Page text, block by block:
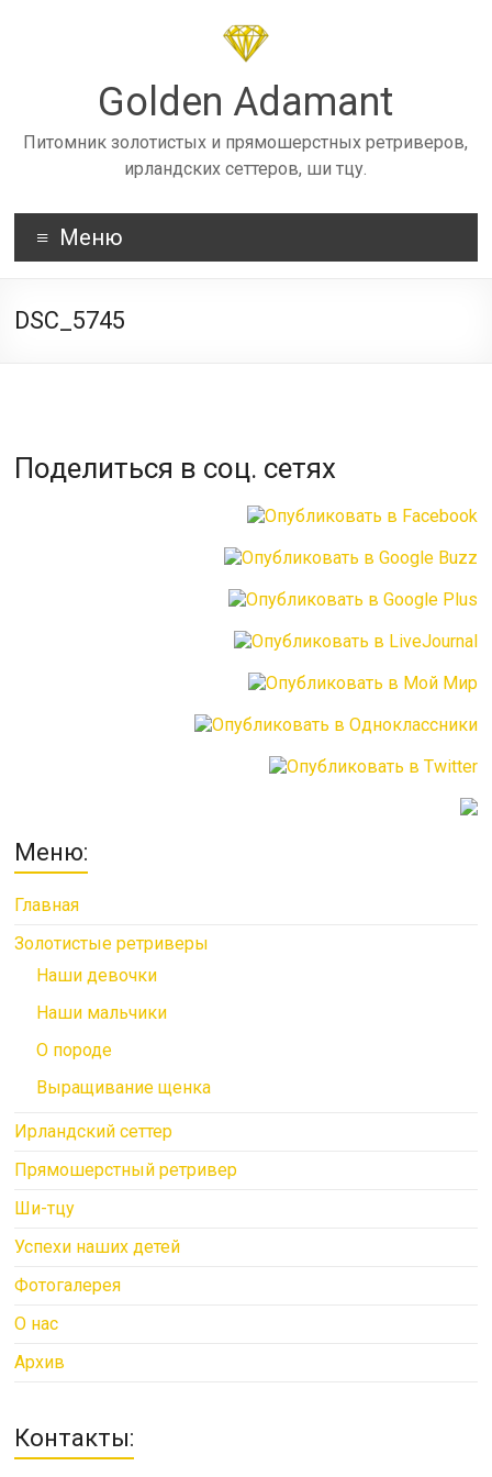
Golden Adamant
Питомник золотистых и прямошерстных ретриверов,
ирландских сеттеров, ши тцу.
Меню
DSC_5745
Поделиться в соц. сетях
Меню:
Главная
Золотистые ретриверы
Наши девочки
Наши мальчики
О породе
Выращивание щенка
Ирландский сеттер
Прямошерстный ретривер
Ши-тцу
Успехи наших детей
Фотогалерея
О нас
Архив
Контакты: